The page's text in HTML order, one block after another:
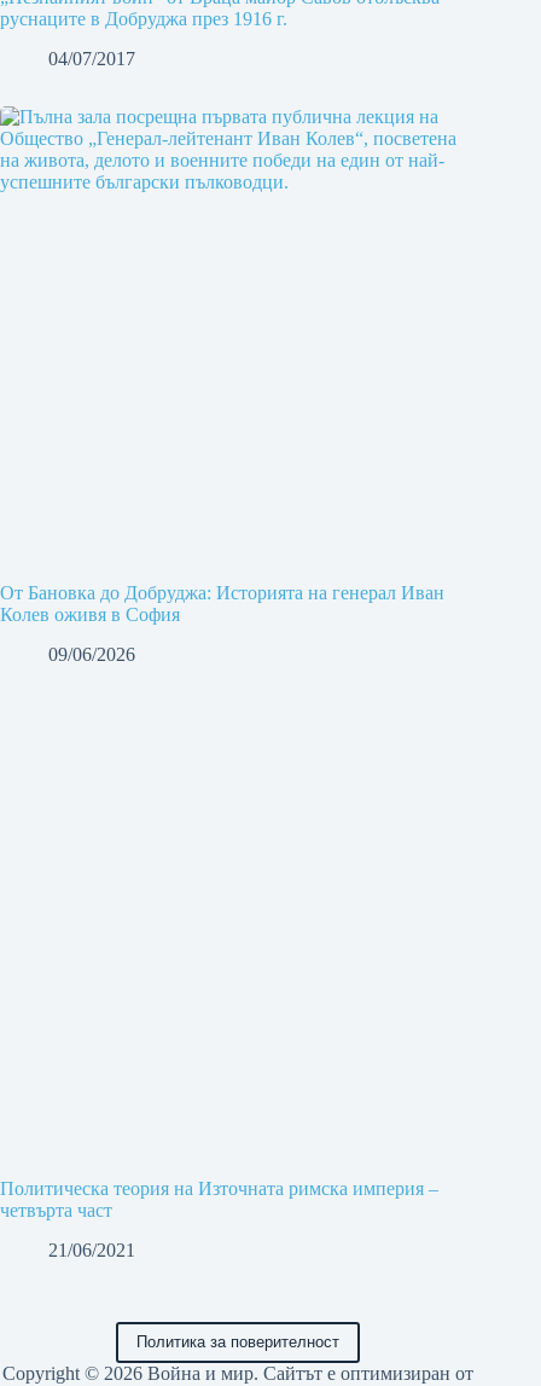
руснаците в Добруджа през 1916 г.
04/07/2017
От Бановка до Добруджа: Историята на генерал Иван
Колев оживя в София
09/06/2026
Политическа теория на Източната римска империя –
четвърта част
21/06/2021
Политика за поверителност
Copyright © 2026 Война и мир. Сайтът е оптимизиран от